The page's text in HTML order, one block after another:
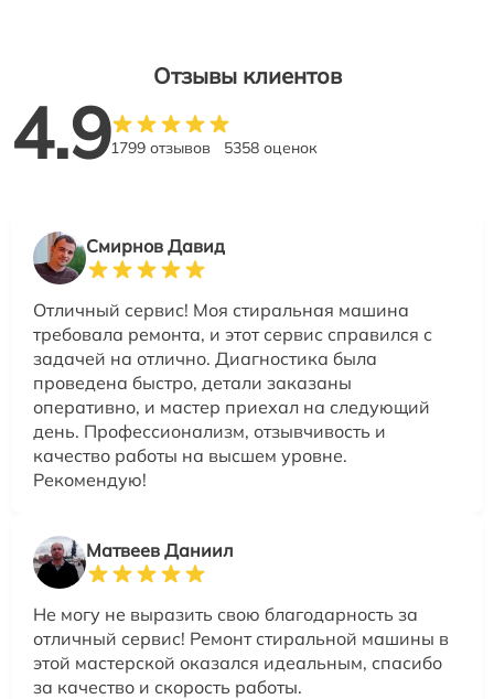
Отзывы клиентов
4.91799 отзывов 5358 оценок
Смирнов Давид
Отличный сервис! Моя стиральная машина
требовала ремонта, и этот сервис справился с
задачей на отлично. Диагностика была
проведена быстро, детали заказаны
оперативно, и мастер приехал на следующий
день. Профессионализм, отзывчивость и
качество работы на высшем уровне.
Рекомендую!
Матвеев Даниил
Не могу не выразить свою благодарность за
отличный сервис! Ремонт стиральной машины в
этой мастерской оказался идеальным, спасибо
за качество и скорость работы.